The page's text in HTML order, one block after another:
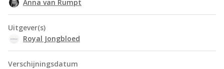
Anna van Rumpt
Uitgever(s)
Royal Jongbloed
Verschijningsdatum